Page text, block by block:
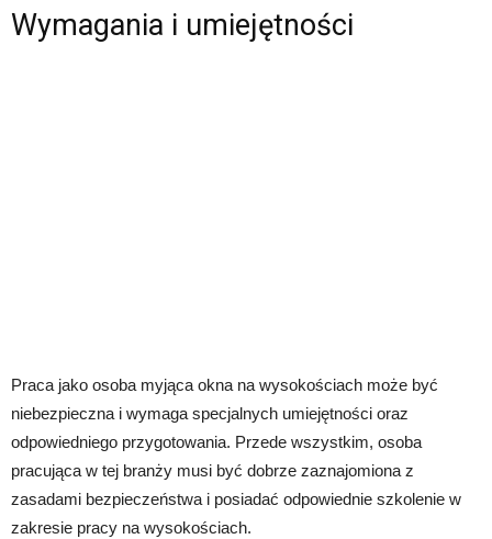
Wymagania i umiejętności
Praca jako osoba myjąca okna na wysokościach może być
niebezpieczna i wymaga specjalnych umiejętności oraz
odpowiedniego przygotowania. Przede wszystkim, osoba
pracująca w tej branży musi być dobrze zaznajomiona z
zasadami bezpieczeństwa i posiadać odpowiednie szkolenie w
zakresie pracy na wysokościach.